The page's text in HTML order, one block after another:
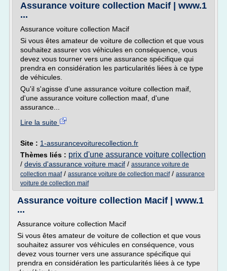
Assurance voiture collection Macif | www.1
...
Assurance voiture collection Macif
Si vous êtes amateur de voiture de collection et que vous
souhaitez assurer vos véhicules en conséquence, vous
devez vous tourner vers une assurance spécifique qui
prendra en considération les particularités liées à ce type
de véhicules.
Qu'il s'agisse d'une assurance voiture collection maif,
d'une assurance voiture collection maaf, d'une
assurance...
Lire la suite
Site : 1-assurancevoiturecollection.fr
Thèmes liés : prix d'une assurance voiture collection
/ devis d'assurance voiture macif / assurance voiture de
collection maaf/ assurance voiture de collection macif/ assurance
voiture de collection maif
Assurance voiture collection Macif | www.1
...
Assurance voiture collection Macif
Si vous êtes amateur de voiture de collection et que vous
souhaitez assurer vos véhicules en conséquence, vous
devez vous tourner vers une assurance spécifique qui
prendra en considération les particularités liées à ce type